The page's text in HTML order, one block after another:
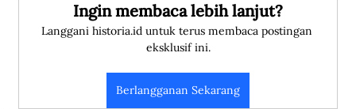
Ingin membaca lebih lanjut?
Langgani historia.id untuk terus membaca postingan
eksklusif ini.
Berlangganan Sekarang